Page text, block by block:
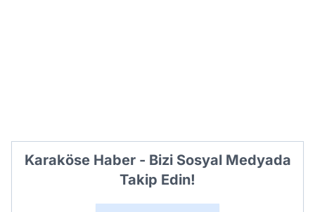
Karaköse Haber - Bizi Sosyal Medyada
Takip Edin!